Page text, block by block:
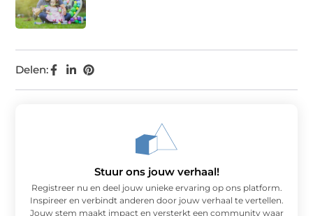
Delen:
Stuur ons jouw verhaal!
Registreer nu en deel jouw unieke ervaring op ons platform.
Inspireer en verbindt anderen door jouw verhaal te vertellen.
Jouw stem maakt impact en versterkt een community waar